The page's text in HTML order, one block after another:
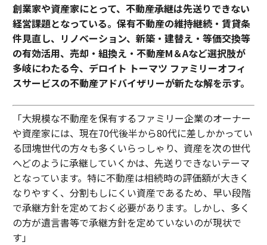
創業家や資産家にとって、不動産承継は先送りできない
経営課題となっている。保有不動産の維持継続・賃貸条
件見直し、リノベーション、新築・建替え・等価交換等
の有効活用、売却・組換え・不動産М＆Aなど選択肢が
多岐にわたる今、デロイト トーマツ ファミリーオフィ
スサービスの不動産アドバイザリーが新たな解を示す。
「大規模な不動産を保有するファミリー企業のオーナー
や資産家には、現在70代後半から80代に差しかかってい
る団塊世代の方々も多くいらっしゃり、資産を次の世代
へどのように承継していくかは、先送りできないテーマ
となっています。特に不動産は相続時の評価額が大きく
なりやすく、分割もしにくい資産であるため、早い段階
で承継方針を定めておく必要があります。しかし、多く
の方が遺言書等で承継方針を定めていないのが現状で
す」